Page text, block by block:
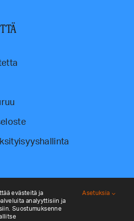
evästeitä ja
analyyttisiin ja
Suostumuksenne
Asetuksia